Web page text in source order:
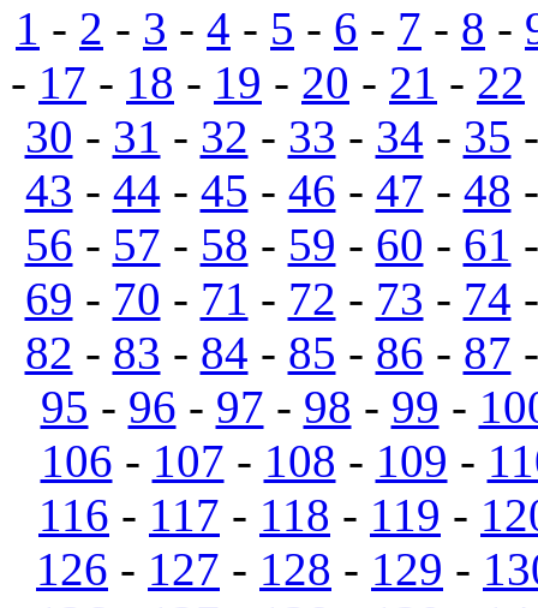
1 - 2 - 3 - 4 - 5 - 6 - 7 - 8 -
- 17 - 18 - 19 - 20 - 21 - 22
30 - 31 - 32 - 33 - 34 - 35
43 - 44 - 45 - 46 - 47 - 48
56 - 57 - 58 - 59 - 60 - 61
69 - 70 - 71 - 72 - 73 - 74
82 - 83 - 84 - 85 - 86 - 87
95 - 96 - 97 - 98 - 99 -
106 - 107 - 108 - 109 -
116 - 117 - 118 - 119 -
126 - 127 - 128 - 129 -